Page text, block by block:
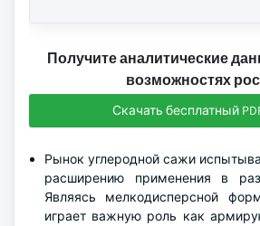
Получите аналитические
возможностях
Скачать бесплатный
Рынок углеродной сажи
расширению применения в
Являясь мелкодисперсной
играет важную роль как